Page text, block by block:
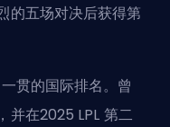
的五场对决后获得第
贯的国际排名。曾
并在2025 LPL 第二